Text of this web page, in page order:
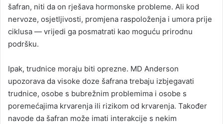
šafran, niti da on rješava hormonske probleme. Ali kod
nervoze, osjetljivosti, promjena raspoloženja i umora prije
ciklusa — vrijedi ga posmatrati kao moguću prirodnu
podršku.
Ipak, trudnice moraju biti oprezne. MD Anderson
upozorava da visoke doze šafrana trebaju izbjegavati
trudnice, osobe s bubrežnim problemima i osobe s
poremećajima krvarenja ili rizikom od krvarenja. Također
navode da šafran može imati interakcije s nekim